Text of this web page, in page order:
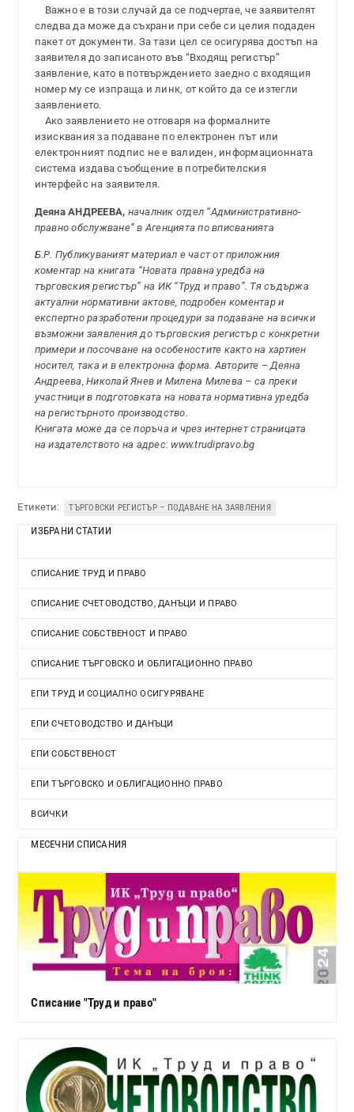
Важно е в този случай да се подчертае, че заявителят
следва да може да съхрани при себе си целия подаден
пакет от документи. За тази цел се осигурява достъп на
заявителя до записаното във “Входящ регистър”
заявление, като в потвърждението заедно с входящия
номер му се изпраща и линк, от който да се изтегли
заявлението.
Ако заявлението не отговаря на формалните
изисквания за подаване по електронен път или
електронният подпис не е валиден, информационната
система издава съобщение в потребителския
интерфейс на заявителя.
Деяна АНДРЕЕВА, началник отдел “Административно-
правно обслужване” в Агенцията по вписванията
Б.Р. Публикуваният материал е част от приложния
коментар на книгата “Новата правна уредба на
търговския регистър” на ИК “Труд и право”. Тя съдържа
актуални нормативни актове, подробен коментар и
експертно разработени процедури за подаване на всички
възможни заявления до търговския регистър с конкретни
примери и посочване на особеностите както на хартиен
носител, така и в електронна форма. Авторите – Деяна
Андреева, Николай Янев и Милена Милева – са преки
участници в подготовката на новата нормативна уредба
на регистърното производство.
Книгата може да се поръча и чрез интернет страницата
на издателството на адрес: www.trudipravo.bg
Етикети: ТЪРГОВСКИ РЕГИСТЪР – ПОДАВАНЕ НА ЗАЯВЛЕНИЯ
ИЗБРАНИ СТАТИИ
СПИСАНИЕ ТРУД И ПРАВО
СПИСАНИЕ СЧЕТОВОДСТВО, ДАНЪЦИ И ПРАВО
СПИСАНИЕ СОБСТВЕНОСТ И ПРАВО
СПИСАНИЕ ТЪРГОВСКО И ОБЛИГАЦИОННО ПРАВО
ЕПИ ТРУД И СОЦИАЛНО ОСИГУРЯВАНЕ
ЕПИ СЧЕТОВОДСТВО И ДАНЪЦИ
ЕПИ СОБСТВЕНОСТ
ЕПИ ТЪРГОВСКО И ОБЛИГАЦИОННО ПРАВО
ВСИЧКИ
МЕСЕЧНИ СПИСАНИЯ
Списание "Труд и право"